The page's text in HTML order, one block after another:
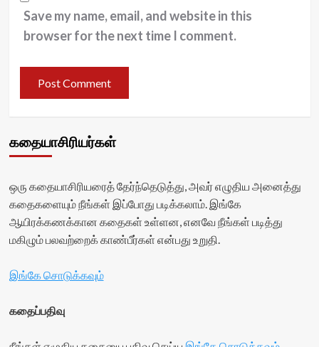
Save my name, email, and website in this
browser for the next time I comment.
கதையாசிரியர்கள்
ஒரு கதையாசிரியரைத் தேர்ந்தெடுத்து, அவர் எழுதிய அனைத்து
கதைகளையும் நீங்கள் இப்போது படிக்கலாம். இங்கே
ஆயிரக்கணக்கான கதைகள் உள்ளன, எனவே நீங்கள் படித்து
மகிழும் பலவற்றைக் காண்பீர்கள் என்பது உறுதி.
இங்கே சொடுக்கவும்
கதைப்பதிவு